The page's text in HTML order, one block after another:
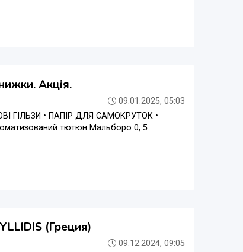
Акція.
09.01.2025, 05:03
ГIЛЬЗИ • ПАПІР ДЛЯ САМОКРУТОК •
тютюн Мальборо 0, 5
(Греция)
09.12.2024, 09:05